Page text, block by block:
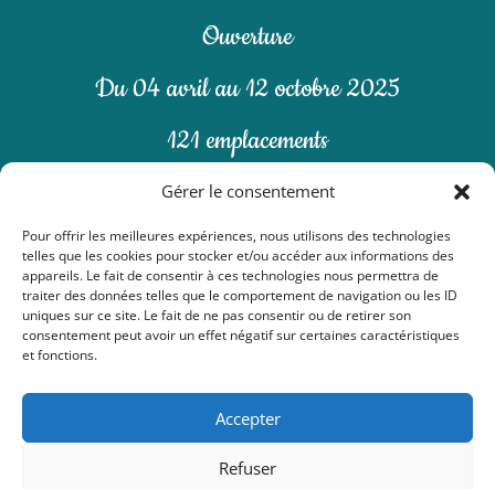
Gérer le consentement
Pour offrir les meilleures expériences, nous utilisons des technologies
telles que les cookies pour stocker et/ou accéder aux informations des
appareils. Le fait de consentir à ces technologies nous permettra de
traiter des données telles que le comportement de navigation ou les ID
uniques sur ce site. Le fait de ne pas consentir ou de retirer son
consentement peut avoir un effet négatif sur certaines caractéristiques
et fonctions.
Accepter
Refuser
Ouverture
Du 04 avril au 12 octobre 2025
121 emplacements
19 mobil-homes
 Où nous trouver ?
 Plan du camping

Conditions générales de vente